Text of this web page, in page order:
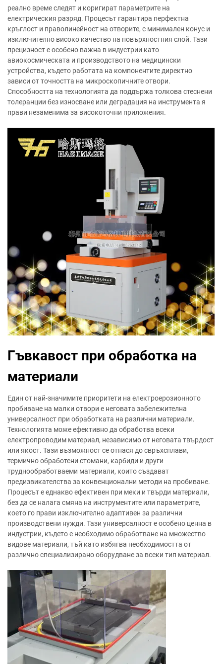
реално време следят и коригират параметрите на
електрическия разряд. Процесът гарантира перфектна
кръглост и праволинейност на отворите, с минимален конус и
изключително високо качество на повърхностния слой. Тази
прецизност е особено важна в индустрии като
авиокосмическата и производството на медицински
устройства, където работата на компонентите директно
зависи от точността на микроскопичните отвори.
Способността на технологията да поддържа толкова стеснени
толеранции без износване или деградация на инструмента я
прави незаменима за високоточни приложения.
Гъвкавост при обработка на
материали
Един от най-значимите приоритети на електроерозионното
пробиване на малки отвори е неговата забележителна
универсалност при обработката на различни материали.
Технологията може ефективно да обработва всеки
електропроводим материал, независимо от неговата твърдост
или якост. Тази възможност се отнася до свръхсплави,
термично обработени стомани, карбиди и други
труднообработваеми материали, които създават
предизвикателства за конвенционални методи на пробиване.
Процесът е еднакво ефективен при меки и твърди материали,
без да се налага смяна на инструментите или параметрите,
което го прави изключително адаптивен за различни
производствени нужди. Тази универсалност е особено ценна в
индустрии, където е необходимо обработване на множество
видове материали, тъй като избягва необходимостта от
различно специализирано оборудване за всеки тип материал.